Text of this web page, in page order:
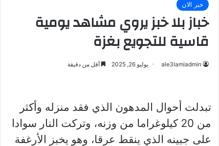
خبر الان
خباز بلا خبز يروي مشاهد يومية
قاسية للتجويع بغزة
ale3lamiadmin يوليو 26, 2025 أقل من دقيقة
تبدلت أحوال المدهون الذي فقد منزله وأكثر
من 20 كيلوغراما من وزنه، وتركت النار سوادا
على جبينه الذي ينقط عرقا، وهو يخبز الأرغفة